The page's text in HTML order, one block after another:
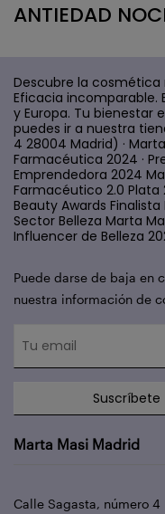
ANTIEDAD
Descubre la cosmética
Eficacia incomparable.
y Europa. Tu bienestar
puedes ir a nuestra
4 28004 Madrid) ·
Farmacéutica 2024 ·
Emprendedora 2024
Farmacéutico 2.0 Plata
Beauty Awards
Sector Belleza Marta
Influencer de Belleza
Puede darse de baja en
nuestra información de
Suscríbete
Marta Masi Madrid
Calle Sagasta, número 4